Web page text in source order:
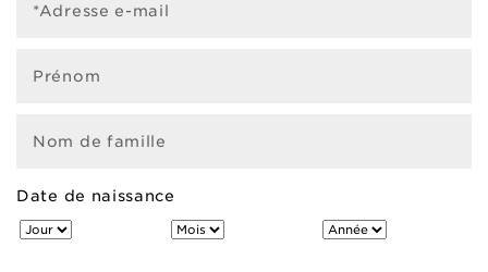
*Adresse e-mail
Prénom
Nom de famille
Date de naissance